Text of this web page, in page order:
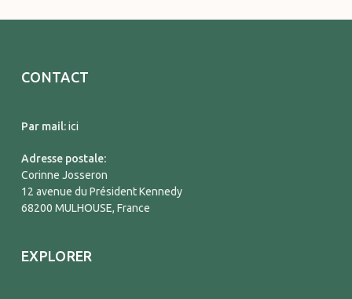
CONTACT
Par mail:ici
Adresse postale:
Corinne Josseron
12 avenue du Président Kennedy
68200 MULHOUSE, France
EXPLORER